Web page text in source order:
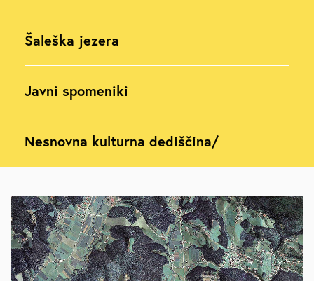
Šaleška jezera
Javni spomeniki
Nesnovna kulturna dediščina/